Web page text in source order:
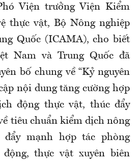
Viện trưởng Viện Kiểm
thực vật, Bộ Nông nghiệp
Quốc (ICAMA), cho biết
Nam và Trung Quốc đã
bố chung về “Kỷ nguyên
nội dung tăng cường hợp
động thực vật, thúc đẩy
tiêu chuẩn kiểm dịch nông
đẩy mạnh hợp tác phòng
thực vật xuyên biên